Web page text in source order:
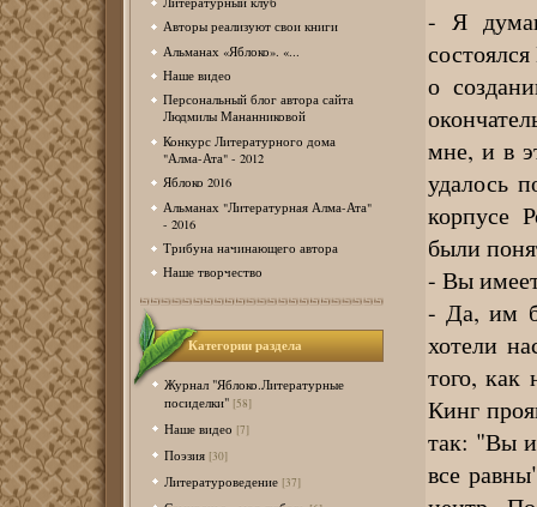
Авторы реализуют свои книги
Альманах «Яблоко». «...
Наше видео
Персональный блог автора сайта
Людмилы Мананниковой
Конкурс Литературного дома
"Алма-Ата" - 2012
Яблоко 2016
Альманах "Литературная Алма-Ата"
- 2016
Трибуна начинающего автора
Наше творчество
Категории раздела
Журнал "Яблоко.Литературные
посиделки" [58]
Наше видео [7]
Поэзия [30]
Литературоведение [37]
- Я
о
мне, и в
удалось
корпусе
были
- Вы
- Да, им
хотели
того, как
Кинг
так: "Вы
все